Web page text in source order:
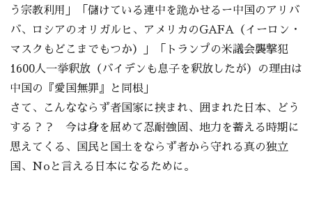
う宗教利用」「儲けている連中を跪かせるー中国のアリバ
バ、ロシアのオリガルヒ、アメリカのGAFA（イーロン・
マスクもどこまでもつか）」「トランプの米議会襲撃犯
1600人一挙釈放（バイデンも息子を釈放したが）の理由は
中国の『愛国無罪』と同根」
さて、こんなならず者国家に挟まれ、囲まれた日本、どう
する？？ 今は身を屈めて忍耐強固、地力を蓄える時期に
思えてくる、国民と国土をならず者から守れる真の独立
国、Noと言える日本になるために。